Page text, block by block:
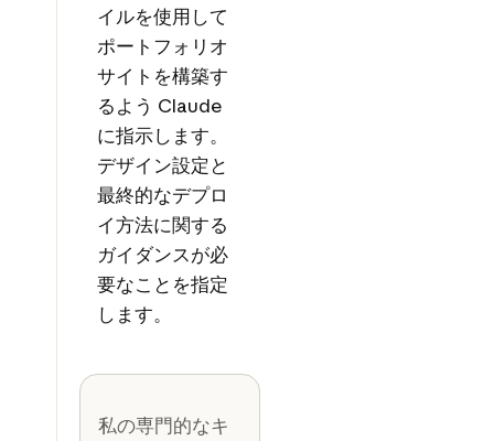
イルを使用して
ポートフォリオ
サイトを構築す
るよう Claude
に指示します。
デザイン設定と
最終的なデプロ
イ方法に関する
ガイダンスが必
要なことを指定
します。
私の専門的なキ